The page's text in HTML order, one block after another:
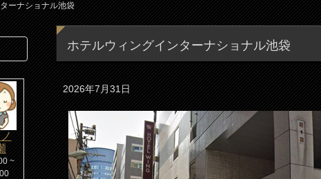
ーナショナル池袋
ホテルウィングインターナショナル池袋
2026年7月31日
~